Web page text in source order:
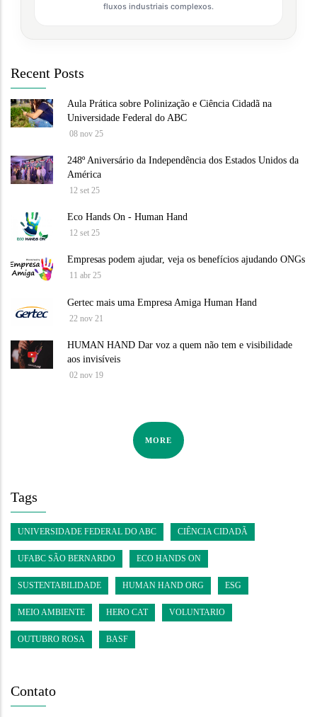
fluxos industriais complexos.
Recent Posts
Aula Prática sobre Polinização e Ciência Cidadã na
Universidade Federal do ABC
08 nov 25
248º Aniversário da Independência dos Estados Unidos da
América
12 set 25
Eco Hands On - Human Hand
12 set 25
Empresas podem ajudar, veja os benefícios ajudando ONGs
11 abr 25
Gertec mais uma Empresa Amiga Human Hand
22 nov 21
HUMAN HAND Dar voz a quem não tem e visibilidade
aos invisíveis
02 nov 19
MORE
Tags
UNIVERSIDADE FEDERAL DO ABC CIÊNCIA CIDADÃ
UFABC SÃO BERNARDO ECO HANDS ON
SUSTENTABILIDADE HUMAN HAND ORG ESG
MEIO AMBIENTE HERO CAT VOLUNTARIO
OUTUBRO ROSA BASF
Contato